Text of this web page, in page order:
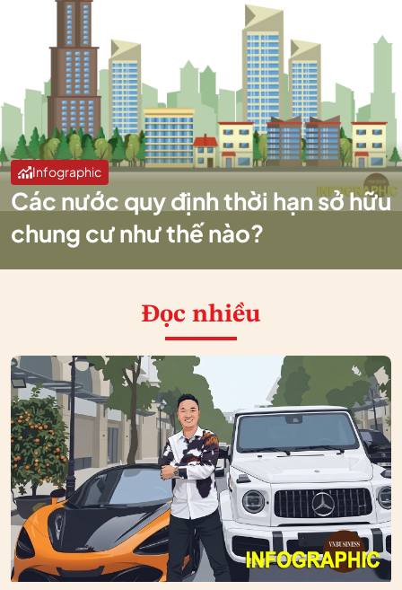
Infographic
Các nước quy định thời hạn sở hữu
chung cư như thế nào?
Đọc nhiều